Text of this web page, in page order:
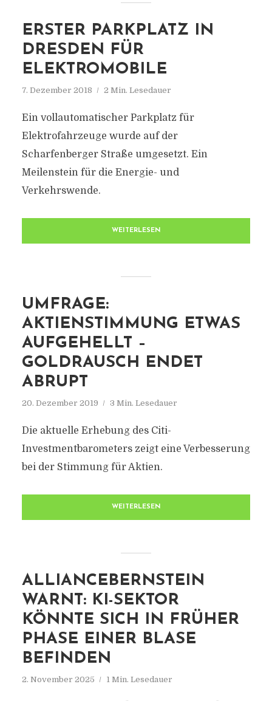
ERSTER PARKPLATZ IN
DRESDEN FÜR
ELEKTROMOBILE
7. Dezember 2018 2 Min. Lesedauer
Ein vollautomatischer Parkplatz für
Elektrofahrzeuge wurde auf der
Scharfenberger Straße umgesetzt. Ein
Meilenstein für die Energie- und
Verkehrswende.
WEITERLESEN
UMFRAGE:
AKTIENSTIMMUNG ETWAS
AUFGEHELLT –
GOLDRAUSCH ENDET
ABRUPT
20. Dezember 2019 3 Min. Lesedauer
Die aktuelle Erhebung des Citi-
Investmentbarometers zeigt eine Verbesserung
bei der Stimmung für Aktien.
WEITERLESEN
ALLIANCEBERNSTEIN
WARNT: KI-SEKTOR
KÖNNTE SICH IN FRÜHER
PHASE EINER BLASE
BEFINDEN
2. November 2025 1 Min. Lesedauer